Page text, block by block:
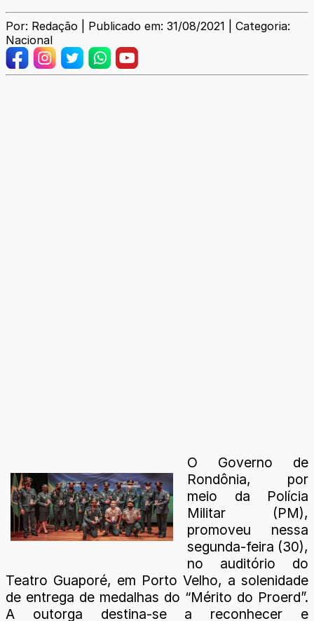
Por: Redação | Publicado em: 31/08/2021 | Categoria:
Nacional
O Governo de
Rondônia, por
meio da Polícia
Militar (PM),
promoveu nessa
segunda-feira (30),
no auditório do
Teatro Guaporé, em Porto Velho, a solenidade
de entrega de medalhas do “Mérito do Proerd”.
A outorga destina-se a reconhecer e